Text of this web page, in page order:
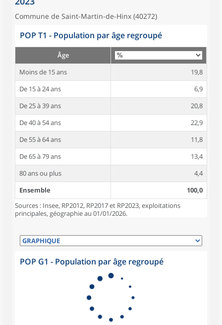
Commune de Saint-Martin-de-Hinx (40272)
POP T1 - Population par âge regroupé
Âge
Moins de 15 ans
19,8
De 15 à 24 ans
6,9
De 25 à 39 ans
20,8
De 40 à 54 ans
22,9
De 55 à 64 ans
11,8
De 65 à 79 ans
13,4
80 ans ou plus
4,4
Ensemble
100,0
Sources : Insee, RP2012, RP2017 et RP2023, exploitations
principales, géographie au 01/01/2026.
POP G1 - Population par âge regroupé